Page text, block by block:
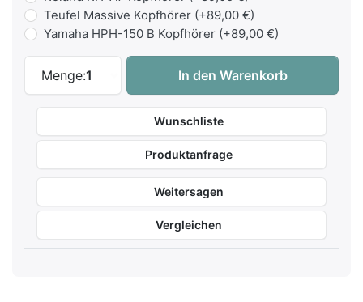
Teufel Massive Kopfhörer (+89,00 €)
Yamaha HPH-150 B Kopfhörer (+89,00 €)
Menge:1
Yamaha CSP-255 WH Smart-Piano
In den Warenkorb
Wunschliste
Produktanfrage
Weitersagen
Vergleichen